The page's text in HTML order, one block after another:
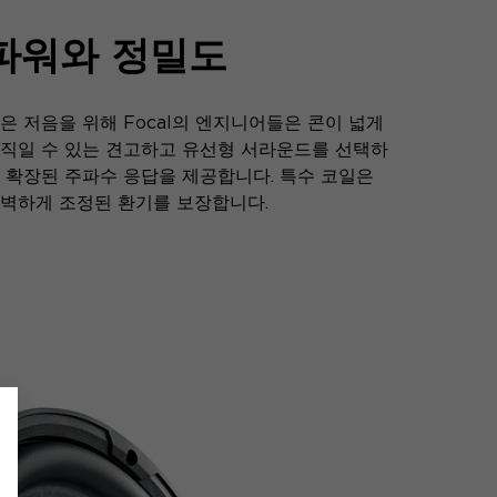
워와 정밀도
저음을 위해 Focal의 엔지니어들은 콘이 넓게
일 수 있는 견고하고 유선형 서라운드를 선택하
확장된 주파수 응답을 제공합니다. 특수 코일은
하게 조정된 환기를 보장합니다.